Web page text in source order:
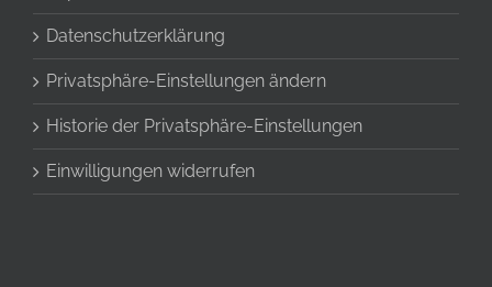
Datenschutzerklärung
Privatsphäre-Einstellungen ändern
Historie der Privatsphäre-Einstellungen
Einwilligungen widerrufen